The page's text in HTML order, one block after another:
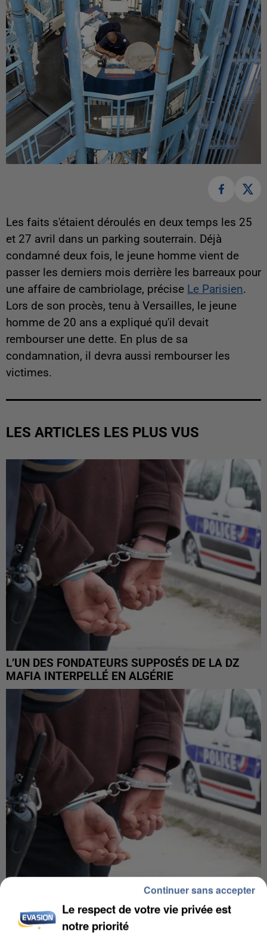
Les faits s'étaient déroulés en deux temps les 25
et 27 avril dans un parking souterrain. Déjà
condamné deux fois, le jeune homme vient de
passer les derniers mois derrière les barreaux pour
une affaire de cambriolage, précise Le Parisien.
Lors de son procès, tenu à Versailles, le jeune
homme de 20 ans a expliqué qu'il devait
rembourser une dette. En plus de sa
condamnation, il devra aussi rembourser les
victimes.
LES ARTICLES LES PLUS VUS
L’UN DES FONDATEURS SUPPOSÉS DE LA DZ
MAFIA INTERPELLÉ EN ALGÉRIE
UN SECOND CADRE DE LA DZ MAFIA
INTERPELLÉ EN ALGÉRIE
Le respect de votre vie privée est
notre priorité
Continuer sans accepter